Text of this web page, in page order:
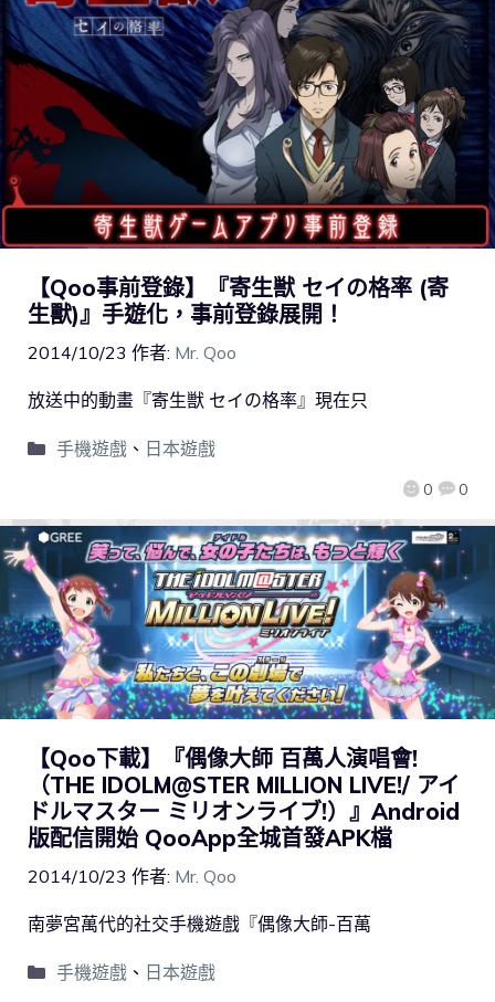
【Qoo事前登錄】『寄生獣 セイの格率 (寄
生獸)』手遊化，事前登錄展開！
2014/10/23 作者: Mr. Qoo
0 0
放送中的動畫『寄生獣 セイの格率』現在只
手機遊戲、 日本遊戲
【Qoo下載】『偶像大師 百萬人演唱會!
（THE IDOLM@STER MILLION LIVE!/ アイ
ドルマスター ミリオンライブ!）』Android
版配信開始 QooApp全城首發APK檔
2014/10/23 作者: Mr. Qoo
南夢宮萬代的社交手機遊戲『偶像大師-百萬
手機遊戲、 日本遊戲